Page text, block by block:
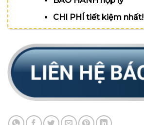
CHI PHÍ tiết kiệm nhất!